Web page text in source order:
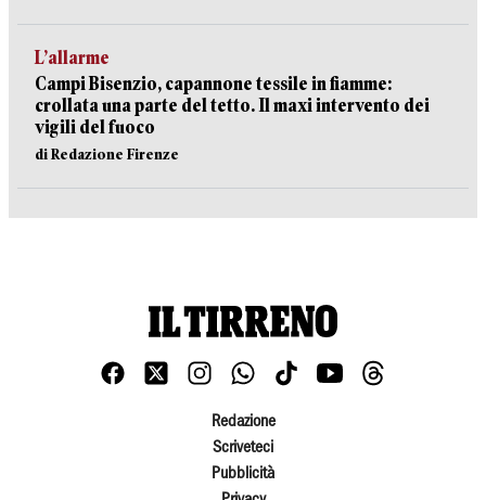
L’allarme
Campi Bisenzio, capannone tessile in fiamme:
crollata una parte del tetto. Il maxi intervento dei
vigili del fuoco
di Redazione Firenze
Redazione
Scriveteci
Pubblicità